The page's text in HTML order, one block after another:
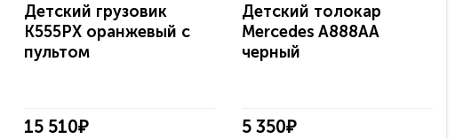
Детский грузовик
K555PX оранжевый с
пультом
15 510₽
Детский толокар
Mercedes A888AA
черный
5 350₽